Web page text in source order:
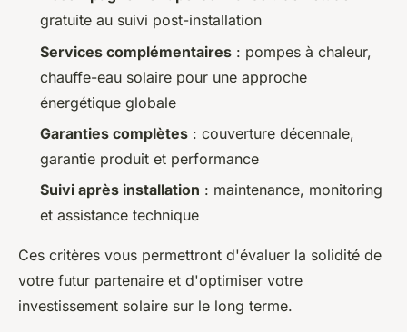
gratuite au suivi post-installation
Services complémentaires : pompes à chaleur,
chauffe-eau solaire pour une approche
énergétique globale
Garanties complètes : couverture décennale,
garantie produit et performance
Suivi après installation : maintenance, monitoring
et assistance technique
Ces critères vous permettront d'évaluer la solidité de
votre futur partenaire et d'optimiser votre
investissement solaire sur le long terme.